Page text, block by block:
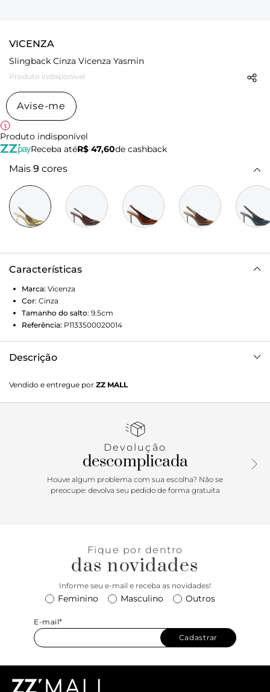
VICENZA
Slingback Cinza Vicenza Yasmin
Produto indisponível
Avise-me
Produto indisponível
Receba atéR$ 47,60de cashback
Mais 9 cores
Características
Marca: Vicenza
Cor: Cinza
Tamanho do salto: 9.5cm
Referência: P1133500020014
Descrição
verdadeiro clássico com diversas cores para arrasar no
verão! Sofisticada na medida certa, delicada e linda para ser
Vendido e entregue por ZZ MALL
Devolução
descomplicada
Houve algum problema com sua escolha? Não se
preocupe: devolva seu pedido de forma gratuita
Fique por dentro
das novidades
Informe seu e-mail e receba as novidades!
Feminino Masculino Outros
E-mail*
Cadastrar